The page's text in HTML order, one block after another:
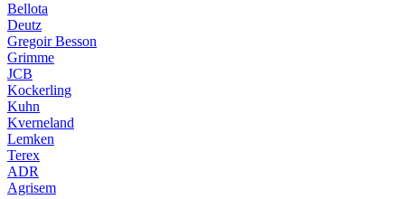
Bellota
Deutz
Gregoir Besson
Grimme
JCB
Kockerling
Kuhn
Kverneland
Lemken
Terex
ADR
Agrisem